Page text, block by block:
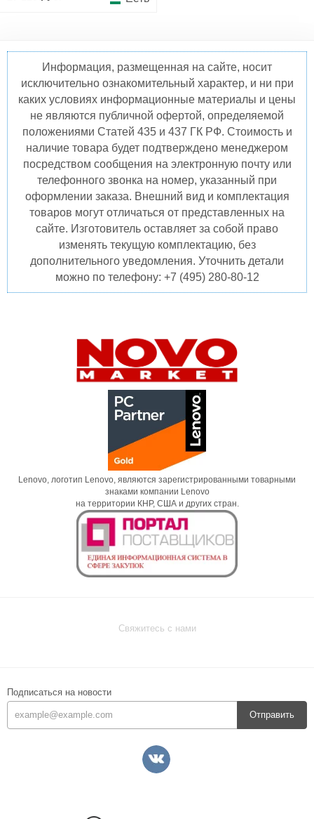
Информация, размещенная на сайте, носит
исключительно ознакомительный характер, и ни при
каких условиях информационные материалы и цены
не являются публичной офертой, определяемой
положениями Статей 435 и 437 ГК РФ. Стоимость и
наличие товара будет подтверждено менеджером
посредством сообщения на электронную почту или
телефонного звонка на номер, указанный при
оформлении заказа. Внешний вид и комплектация
товаров могут отличаться от представленных на
сайте. Изготовитель оставляет за собой право
изменять текущую комплектацию, без
дополнительного уведомления. Уточнить детали
можно по телефону: +7 (495) 280-80-12
Lenovo, логотип Lenovo, являются зарегистрированными товарными
знаками компании Lenovo
на территории КНР, США и других стран.
Свяжитесь с нами
Подписаться на новости
Отправить